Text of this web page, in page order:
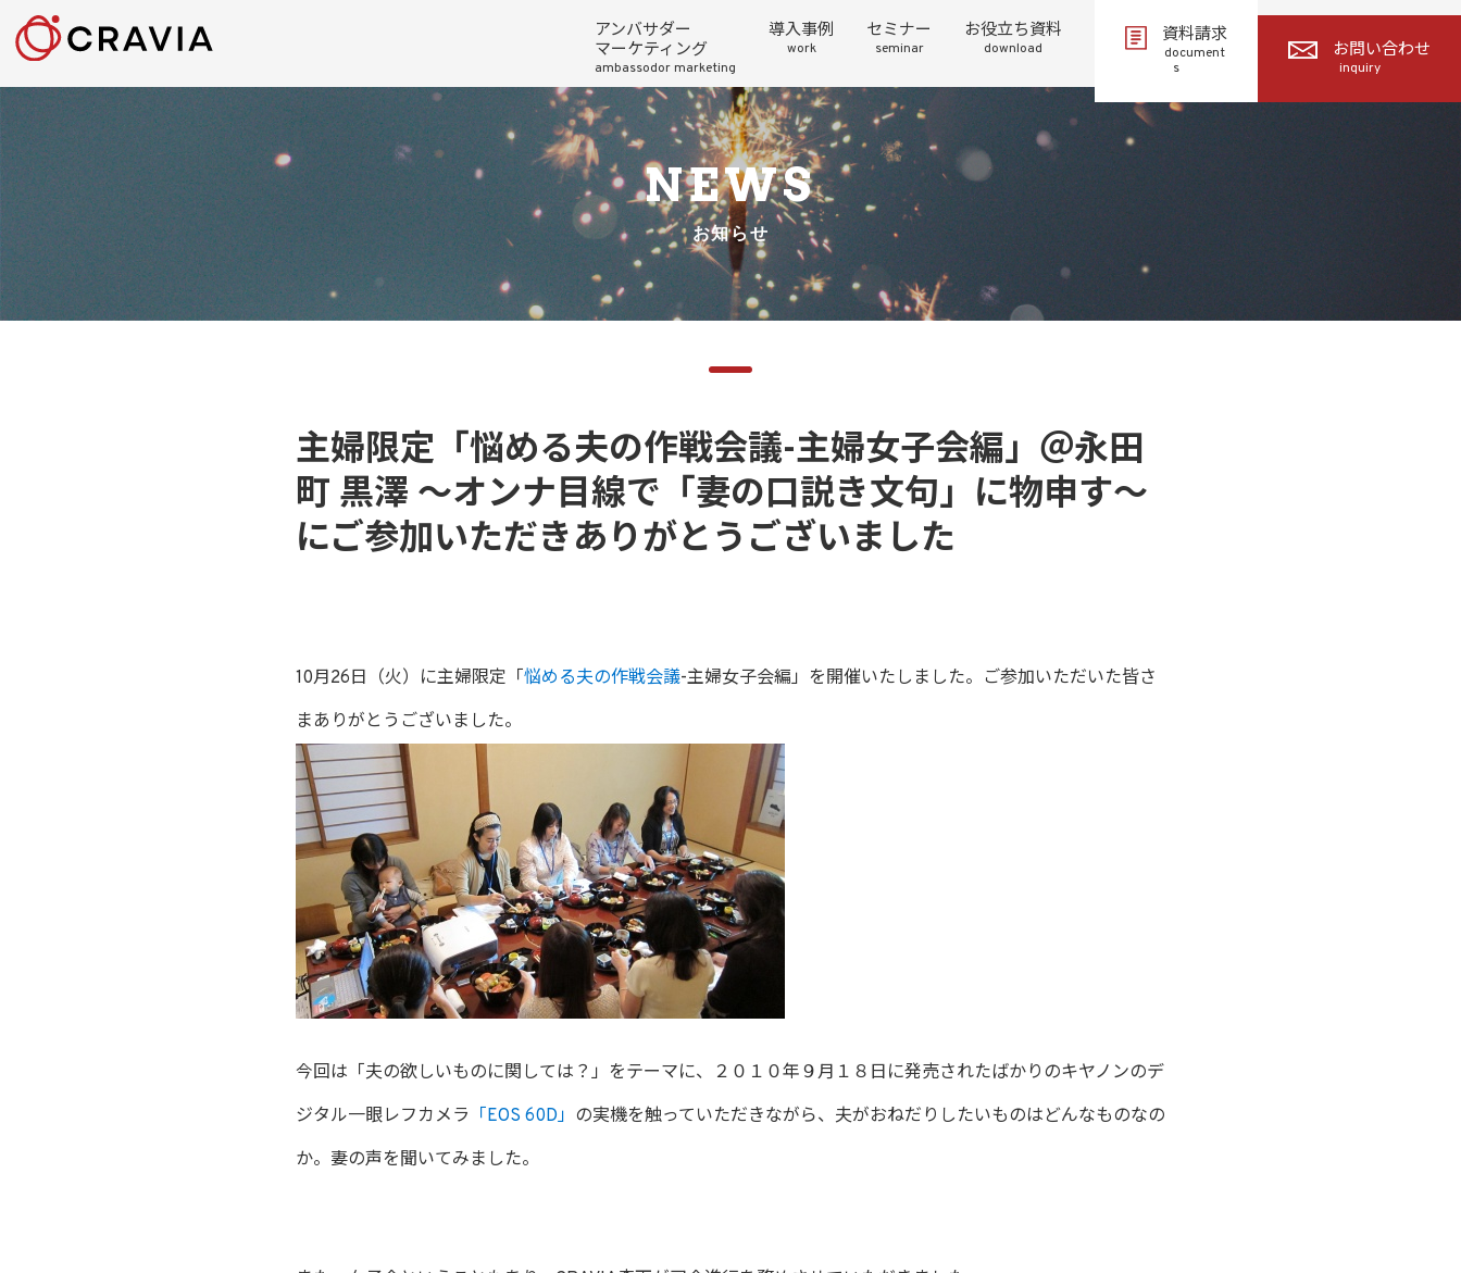
アンバサダー
マーケティング
ambassodor marketing
導入事例
work
セミナー
seminar
お役立ち資料
download
資料請求
document
s
お問い合わせ
inquiry
NEWS
お知らせ
主婦限定「悩める夫の作戦会議-主婦女子会編」＠永田
町 黒澤 ～オンナ目線で「妻の口説き文句」に物申す～
にご参加いただきありがとうございました
10月26日（火）に主婦限定「 悩める夫の作戦会議-主婦女子会編」を開催いたしました。ご参加いただいた皆さ
まありがとうございました。
今回は「夫の欲しいものに関しては？」をテーマに、２０１０年９月１８日に発売されたばかりのキヤノンのデ
ジタル一眼レフカメラ 「EOS 60D」 の実機を触っていただきながら、夫がおねだりしたいものはどんなものなの
か。妻の声を聞いてみました。